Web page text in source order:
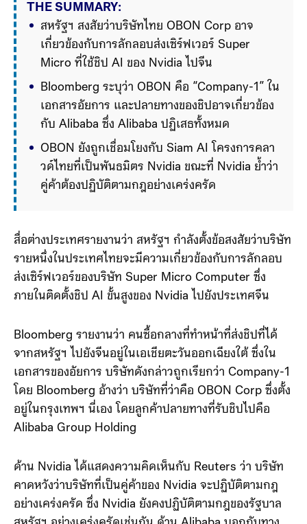
THE SUMMARY:
สหรัฐฯ สงสัยว่าบริษัทไทย OBON Corp อาจ
เกี่ยวข้องกับการลักลอบส่งเซิร์ฟเวอร์ Super
Micro ที่ใช้ชิป AI ของ Nvidia ไปจีน
Bloomberg ระบุว่า OBON คือ “Company-1” ใน
เอกสารอัยการ และปลายทางของชิปอาจเกี่ยวข้อง
กับ Alibaba ซึ่ง Alibaba ปฏิเสธทั้งหมด
OBON ยังถูกเชื่อมโยงกับ Siam AI โครงการคลา
วด์ไทยที่เป็นพันธมิตร Nvidia ขณะที่ Nvidia ย้ำว่า
คู่ค้าต้องปฏิบัติตามกฎอย่างเคร่งครัด
สื่อต่างประเทศรายงานว่า สหรัฐฯ กำลังตั้งข้อสงสัยว่าบริษัท
รายหนึ่งในประเทศไทยจะมีความเกี่ยวข้องกับการลักลอบ
ส่งเซิร์ฟเวอร์ของบริษัท Super Micro Computer ซึ่ง
ภายในติดตั้งชิป AI ขั้นสูงของ Nvidia ไปยังประเทศจีน
Bloomberg รายงานว่า คนซื้อกลางที่ทำหน้าที่ส่งชิปที่ได้
จากสหรัฐฯ ไปยังจีนอยู่ในเอเชียตะวันออกเฉียงใต้ ซึ่งใน
เอกสารของอัยการ บริษัทดังกล่าวถูกเรียกว่า Company-1
โดย Bloomberg อ้างว่า บริษัทที่ว่าคือ OBON Corp ซึ่งตั้ง
อยู่ในกรุงเทพฯ นี่เอง โดยลูกค้าปลายทางที่รับชิปไปคือ
Alibaba Group Holding
ด้าน Nvidia ได้แสดงความคิดเห็นกับ Reuters ว่า บริษัท
คาดหวังว่าบริษัทที่เป็นคู่ค้าของ Nvidia จะปฏิบัติตามกฎ
อย่างเคร่งครัด ซึ่ง Nvidia ยังคงปฏิบัติตามกฎของรัฐบาล